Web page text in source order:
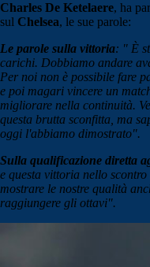
Charles De Ketelaere, ha
sul Chelsea, le sue parole:
Le parole sulla vittoria: " È
carichi. Dobbiamo andare
Per noi non è possibile fare
e poi magari vincere un
migliorare nella continuità.
questa brutta sconfitta, ma
oggi l'abbiamo dimostrato".
Sulla qualificazione diretta
e questa vittoria nello
mostrare le nostre qualità
raggiungere gli ottavi".